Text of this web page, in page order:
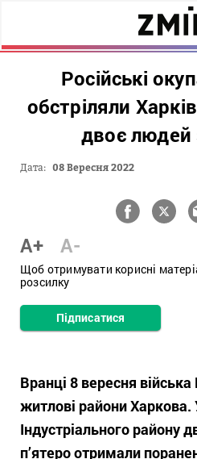
Російські
обстріляли
двоє людей
Дата: 08 Вересня 2022
A+ A-
Щоб отримувати корисні
розсилку
Підписатися
Вранці 8 вересня
житлові райони Харкова.
Індустріального району
п’ятеро отримали